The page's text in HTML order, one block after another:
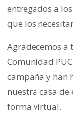
entregados a
que los
Agradecemos a
Comunidad
campaña y han
nuestra casa de
forma virtual.